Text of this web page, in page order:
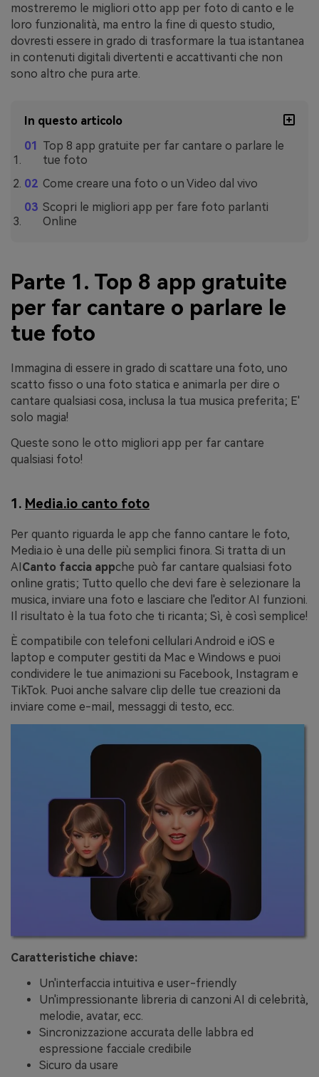
mostreremo le migliori otto app per foto di canto e le
loro funzionalità, ma entro la fine di questo studio,
dovresti essere in grado di trasformare la tua istantanea
in contenuti digitali divertenti e accattivanti che non
sono altro che pura arte.
In questo articolo
Top 8 app gratuite per far cantare o parlare le
tue foto
Come creare una foto o un Video dal vivo
Scopri le migliori app per fare foto parlanti
Online
Parte 1. Top 8 app gratuite
per far cantare o parlare le
tue foto
Immagina di essere in grado di scattare una foto, uno
scatto fisso o una foto statica e animarla per dire o
cantare qualsiasi cosa, inclusa la tua musica preferita; E'
solo magia!
Queste sono le otto migliori app per far cantare
qualsiasi foto!
1. Media.io canto foto
Per quanto riguarda le app che fanno cantare le foto,
Media.io è una delle più semplici finora. Si tratta di un
AICanto faccia appche può far cantare qualsiasi foto
online gratis; Tutto quello che devi fare è selezionare la
musica, inviare una foto e lasciare che l'editor AI funzioni.
Il risultato è la tua foto che ti ricanta; Sì, è così semplice!
È compatibile con telefoni cellulari Android e iOS e
laptop e computer gestiti da Mac e Windows e puoi
condividere le tue animazioni su Facebook, Instagram e
TikTok. Puoi anche salvare clip delle tue creazioni da
inviare come e-mail, messaggi di testo, ecc.
Caratteristiche chiave:
Un'interfaccia intuitiva e user-friendly
Un'impressionante libreria di canzoni AI di celebrità,
melodie, avatar, ecc.
Sincronizzazione accurata delle labbra ed
espressione facciale credibile
Sicuro da usare